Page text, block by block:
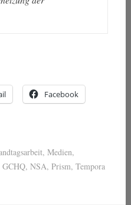
Facebook
, Medien,
GCHQ, NSA, Prism, Tempora